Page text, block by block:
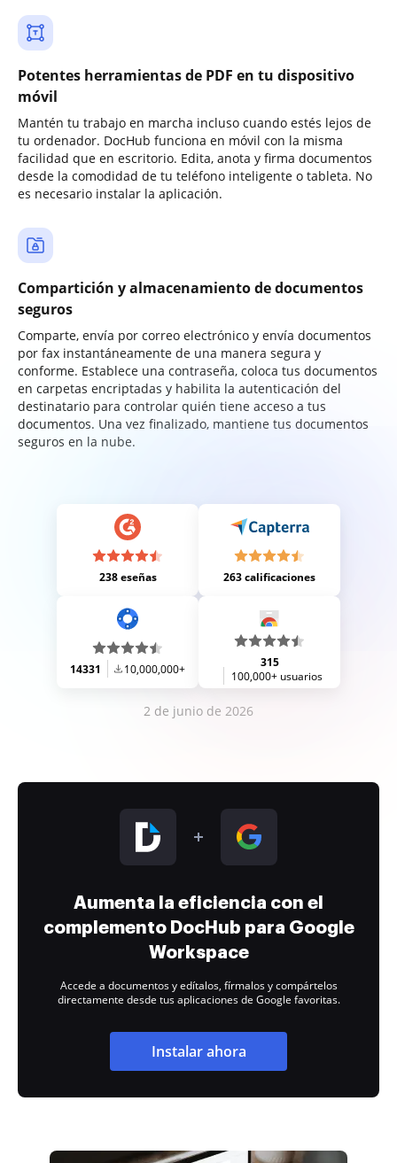
Potentes herramientas de PDF en tu dispositivo
móvil
Mantén tu trabajo en marcha incluso cuando estés lejos de
tu ordenador. DocHub funciona en móvil con la misma
facilidad que en escritorio. Edita, anota y firma documentos
desde la comodidad de tu teléfono inteligente o tableta. No
es necesario instalar la aplicación.
Compartición y almacenamiento de documentos
seguros
Comparte, envía por correo electrónico y envía documentos
por fax instantáneamente de una manera segura y
conforme. Establece una contraseña, coloca tus documentos
en carpetas encriptadas y habilita la autenticación del
destinatario para controlar quién tiene acceso a tus
documentos. Una vez finalizado, mantiene tus documentos
seguros en la nube.
238 eseñas 263 calificaciones
14331 10,000,000+
315
100,000+ usuarios
2 de junio de 2026
Aumenta la eficiencia con el
complemento DocHub para Google
Workspace
Accede a documentos y edítalos, fírmalos y compártelos
directamente desde tus aplicaciones de Google favoritas.
Instalar ahora